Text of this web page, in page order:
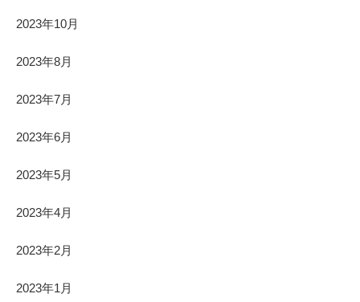
2023年10月
2023年8月
2023年7月
2023年6月
2023年5月
2023年4月
2023年2月
2023年1月